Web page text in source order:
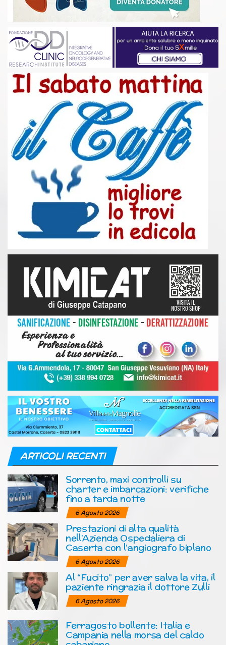
ARTICOLI RECENTI
Sorrento, maxi controlli su
charter e imbarcazioni: verifiche
fino a tarda notte
6 Agosto 2026
Prestazioni di alta qualità
nell’Azienda Ospedaliera di
Caserta con l’angiografo biplano
6 Agosto 2026
Al “Fucito” per aver salva la vita, il
paziente ringrazia il dottore Zulli
6 Agosto 2026
Ferragosto bollente: Italia e
Campania nella morsa del caldo